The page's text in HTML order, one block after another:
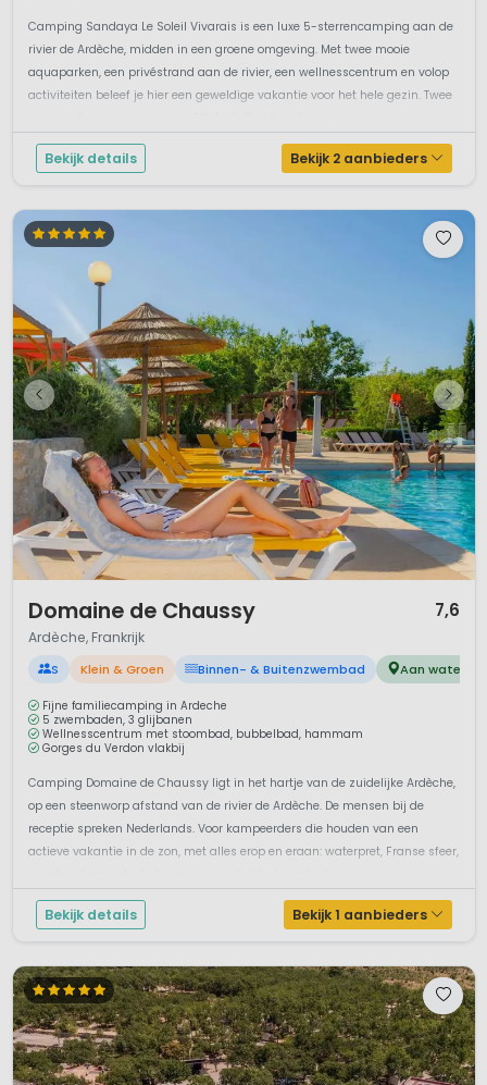
Camping Sandaya Le Soleil Vivarais is een luxe 5-sterrencamping aan de
rivier de Ardèche, midden in een groene omgeving. Met twee mooie
aquaparken, een privéstrand aan de rivier, een wellnesscentrum en volop
activiteiten beleef je hier een geweldige vakantie voor het hele gezin. Twee
Bekijk details Bekijk 2 aanbieders
Domaine de Chaussy 7,6
Ardèche, Frankrijk
S Klein & Groen Binnen- & Buitenzwembad Aan water
Fijne familiecamping in Ardeche
5 zwembaden, 3 glijbanen
Wellnesscentrum met stoombad, bubbelbad, hammam
Gorges du Verdon vlakbij
Camping Domaine de Chaussy ligt in het hartje van de zuidelijke Ardèche,
op een steenworp afstand van de rivier de Ardèche. De mensen bij de
receptie spreken Nederlands. Voor kampeerders die houden van een
actieve vakantie in de zon, met alles erop en eraan: waterpret, Franse sfeer,
Bekijk details Bekijk 1 aanbieders